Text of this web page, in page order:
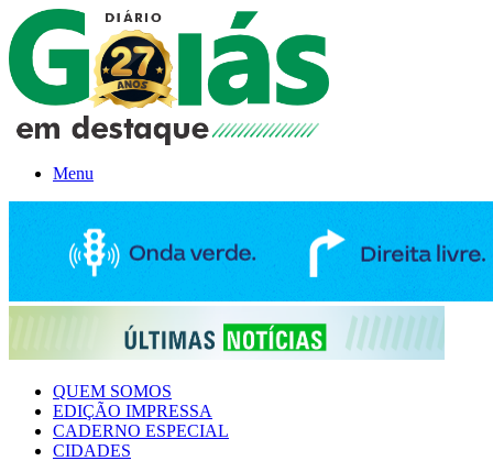
Menu
QUEM SOMOS
EDIÇÃO IMPRESSA
CADERNO ESPECIAL
CIDADES